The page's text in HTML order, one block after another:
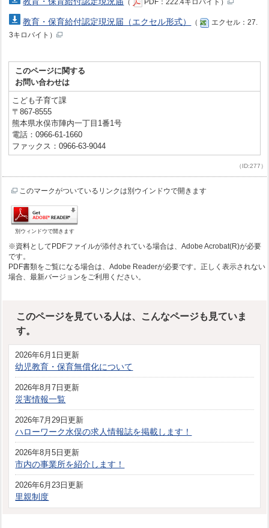
（ PDF：222.4キロバイト）
教育・保育給付認定現況届（エクセル形式） （
エクセル：27.
3キロバイト）
このページに関する
お問い合わせは
こども子育て課
〒867-8555
熊本県水俣市陣内一丁目1番1号
電話：0966-61-1660
ファックス：0966-63-9044
（ID:277）
このマークがついているリンクは別ウインドウで開きます
別ウィンドウで開きます
※資料としてPDFファイルが添付されている場合は、Adobe Acrobat(R)が必要
です。
PDF書類をご覧になる場合は、Adobe Readerが必要です。正しく表示されない
場合、最新バージョンをご利用ください。
このページを見ている人は、こんなページも見ていま
す。
2026年6月1日更新
幼児教育・保育無償化について
2026年8月7日更新
災害情報一覧
2026年7月29日更新
ハローワーク水俣の求人情報誌を掲載します！
2026年8月5日更新
市内の事業所を紹介します！
2026年6月23日更新
里親制度